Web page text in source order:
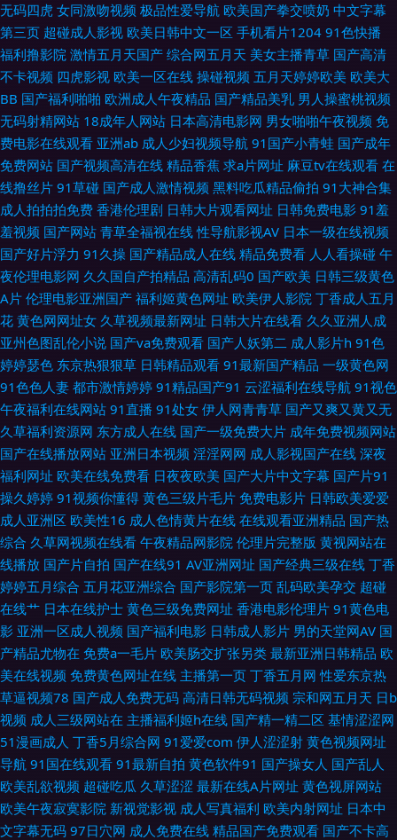
国产97在线视频 蜜桃伊人超碰桃色 四虎影院污 91传mei 超碰电影院 国产在
线理论片a 欧美成人理论 亚洲福利网 99欧美操碰 国产精v色 蜜桃网性爱 四
虎欧美性爱影院 综合色图欧洲无码 爱豆传媒在线观看 国产美女自在线 欧美
性爱一区 亚洲天堂无码永久 av成人资源站 国产91色 美女深夜福利91 色图
亚洲欧美东方 91传禖 成人av老司机 黄色三级片网址 人人操超碰碰 亚洲性爱
论坛 俺去啦综合网址 国产视频一二三四 欧美极度性交网 午夜激情在线 91青
青视屏 成人剧场www 九一蜜桃 人人爱人人摸 91成人区 www干逼com 三级
www 91视频99视频 东京热日韩有码 老司机的福利91 日韩第九页 伊人A片 A
级岛国大片 国产三级在线 欧美性爱一二三区 先锋在线资源 91在线看 国产盗
拍色视频 美女AA片 三级午夜影院 中文字幕精东影业 操女人逼三级片 黄色电
影黄址 日韩av无码aa 在线肏屄网 操碰福利 黄色精东 人妻福利剧场 香蕉黄
色片 91直接观看入口 福利中文在线导航 老司机草逼av 丝袜自慰一区 91茄
子看片 东京热亚洲色图 久久天天夜夜肏逼 日韩精品综合 在线国产探花不卡
操逼导航 黑丝在线喷水播放 日韩福利导航 国产视频福利 日本色官网在线 综
合色图欧洲无码 肏屄一区二区三 久草福利网 日韩1区二区 91V精品 丁香五月
天啪啪 巨乳探花 五月天影院 91原创社区 韩国伦理丝袜 欧洲Au麻豆 午夜在
线视频 91做爱免费视频 浮力发布业 老司机av影视 天天干天天日本 韩国不卡
AV 日不卡视频 91成人视频18 成人av综合 久草亲人网 日韩AV福利片 最新av
资源 超碰青娱乐奇米 久草资源福利站3 日日插插 91偷拍探花网站 国产精品
无码四虎 女同激吻视频 极品性爱导航 欧美国产拳交喷奶 中文字幕
第三页 超碰成人影视 欧美日韩中文一区 手机看片1204 91色快播
福利撸影院 激情五月天国产 综合网五月天 美女主播青草 国产高清
不卡视频 四虎影视 欧美一区在线 操碰视频 五月天婷婷欧美 欧美大
BB 国产福利啪啪 欧洲成人午夜精品 国产精品美乳 男人操蜜桃视频
无码射精网站 18成年人网站 日本高清电影网 男女啪啪午夜视频 免
费电影在线观看 亚洲ab 成人少妇视频导航 91国产小青蛙 国产成年
免费网站 国产视频高清在线 精品香蕉 求a片网址 麻豆tv在线观看 在
线撸丝片 91草碰 国产成人激情视频 黑料吃瓜精品偷拍 91大神合集
成人拍拍拍免费 香港伦理剧 日韩大片观看网址 日韩免费电影 91羞
羞视频 国产网站 青草全福视在线 性导航影视AV 日本一级在线视频
国产好片浮力 91久操 国产精品成人在线 精品免费看 人人看操碰 午
夜伦理电影网 久久国自产拍精品 高清乱码0 国产欧美 日韩三级黄色
A片 伦理电影亚洲国产 福利姬黄色网址 欧美伊人影院 丁香成人五月
花 黄色网网址女 久草视频最新网址 日韩大片在线看 久久亚洲人成
亚州色图乱伦小说 国产va免费观看 国产人妖第二 成人影片h 91色
婷婷瑟色 东京热狠狠草 日韩精品观看 91最新国产精品 一级黄色网
91色色人妻 都市激情婷婷 91精品国产91 云涩福利在线导航 91视色
午夜福利在线网站 91直播 91处女 伊人网青青草 国产又爽又黄又无
久草福利资源网 东方成人在线 国产一级免费大片 成年免费视频网站
国产在线播放网站 亚洲日本视频 淫淫网网 成人影视国产在线 深夜
福利网址 欧美在线免费看 日夜夜欧美 国产大片中文字幕 国产片91
操久婷婷 91视频你懂得 黄色三级片毛片 免费电影片 日韩欧美爱爱
成人亚洲区 欧美性16 成人色情黄片在线 在线观看亚洲精品 国产热
综合 久草网视频在线看 午夜精品网影院 伦理片完整版 黄视网站在
线播放 国产片自拍 国产在线91 AV亚洲网址 国产经典三级在线 丁香
婷婷五月综合 五月花亚洲综合 国产影院第一页 乱码欧美孕交 超碰
在线艹 日本在线护士 黄色三级免费网址 香港电影伦理片 91黄色电
影 亚洲一区成人视频 国产福利电影 日韩成人影片 男的天堂网AV 国
产精品尤物在 免费a一毛片 欧美肠交扩张另类 最新亚洲日韩精品 欧
美在线视频 免费黄色网址在线 主播第一页 丁香五月网 性爱东京热
草逼视频78 国产成人免费无码 高清日韩无码视频 宗和网五月天 日b
视频 成人三级网站在 主播福利姬h在线 国产精一精二区 基情涩涩网
51漫画成人 丁香5月综合网 91爱爱com 伊人涩涩射 黄色视频网址
导航 91国在线观看 91最新自拍 黄色软件91 国产操女人 国产乱人
欧美乱欲视频 超碰吃瓜 久草涩涩 最新在线A片网址 黄色视屏网站
欧美午夜寂寞影院 新视觉影视 成人写真福利 欧美内射网址 日本中
文字幕无码 97日穴网 成人免费在线 精品国产免费观看 国产不卡高